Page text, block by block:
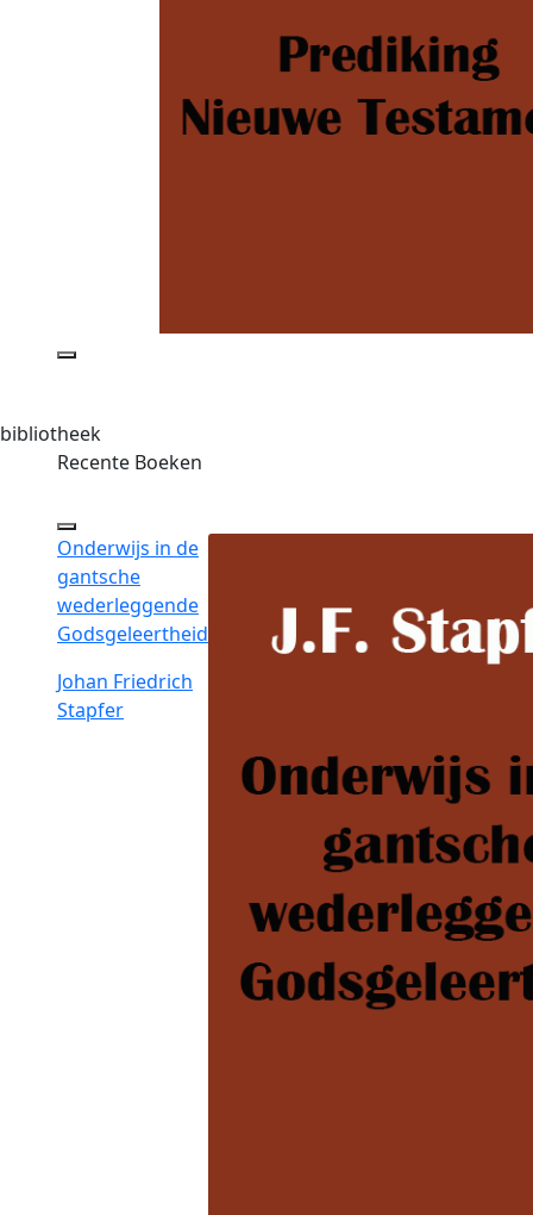
bibliotheek
Recente Boeken
Onderwijs in de
gantsche
wederleggende
Godsgeleertheid
Johan Friedrich
Stapfer